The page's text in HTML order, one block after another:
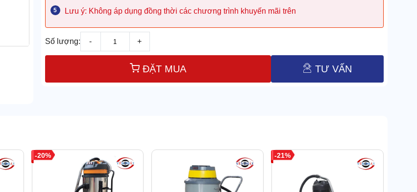
Lưu ý: Không áp dụng đồng thời các chương trình khuyến mãi trên
Số lượng: - +
ĐẶT MUA TƯ VẤN
20 21